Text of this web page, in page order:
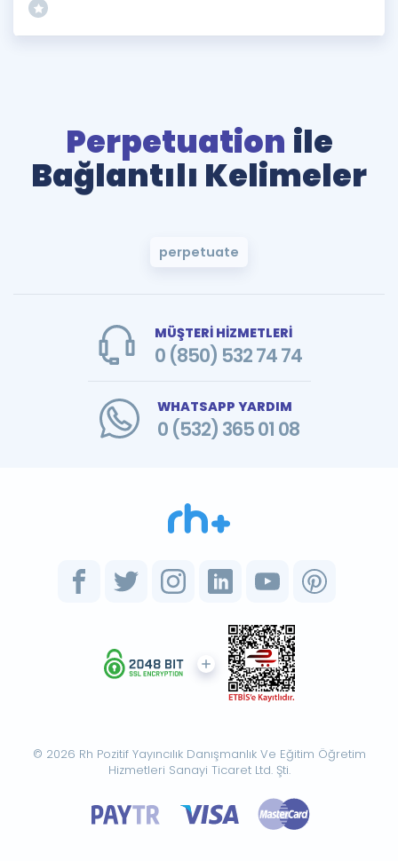
Perpetuation ile
Bağlantılı Kelimeler
perpetuate
MÜŞTERİ HİZMETLERİ
0 (850) 532 74 74
WHATSAPP YARDIM
0 (532) 365 01 08
© 2026 Rh Pozitif Yayıncılık Danışmanlık Ve Eğitim Öğretim
Hizmetleri Sanayi Ticaret Ltd. Şti.